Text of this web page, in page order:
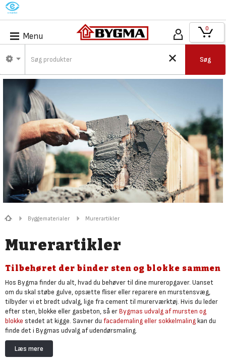
M
Menu
Søg
0
Byggematerialer Murerartikler
Murerartikler
Tilbehøret der binder sten og blokke sammen
Hos Bygma finder du alt, hvad du behøver til dine mureropgaver. Uanset
om du skal støbe gulve, opsætte fliser eller reparere en murstensvæg,
tilbyder vi et bredt udvalg, lige fra cement til murerværktøj. Hvis du leder
efter sten, blokke eller gasbeton, så erBygmas udvalg af mursten og
blokke stedet at kigge. Savner du facademaling eller sokkelmalingkan du
finde det i Bygmas udvalg af udendørsmaling.
Her finder du også alt det nødvendige tilbehør, såsom klæbemidler,
skureprodukter, cement og beton. Disse materialer binder ikke kun dine
Læs mere